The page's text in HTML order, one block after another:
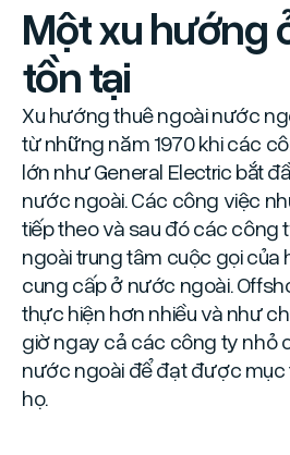
Một xu hướng
tồn tại
Xu hướng thuê ngoài nước
từ những năm 1970 khi các
lớn như General Electric bắt
nước ngoài. Các công việc
tiếp theo và sau đó các công
ngoài trung tâm cuộc gọi của
cung cấp ở nước ngoài.
thực hiện hơn nhiều và như
giờ ngay cả các công ty nhỏ
nước ngoài để đạt được mục
họ.